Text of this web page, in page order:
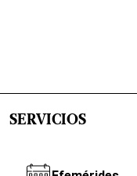
SERVICIOS